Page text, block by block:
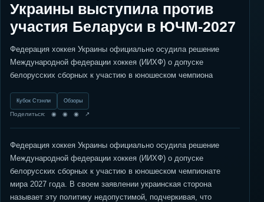
Украины выступила против
участия Беларуси в ЮЧМ-2027
Федерация хоккея Украины официально осудила решение
Международной федерации хоккея (ИИХФ) о допуске
белорусских сборных к участию в юношеском чемпиона
Кубок Стэнли Обзоры
Поделиться: ◉ ◉ ◉ ↗
Федерация хоккея Украины официально осудила решение
Международной федерации хоккея (ИИХФ) о допуске
белорусских сборных к участию в юношеском чемпионате
мира 2027 года. В своем заявлении украинская сторона
называет эту политику недопустимой, подчеркивая, что